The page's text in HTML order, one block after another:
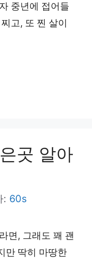
중년에 접어들
고, 또 찐 살이
곳 알아
: 60s
면, 그래도 꽤 괜
만 딱히 마땅한